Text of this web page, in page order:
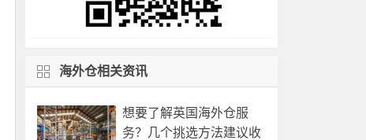
海外仓相关资讯
想要了解英国海外仓服
务？几个挑选方法建议收